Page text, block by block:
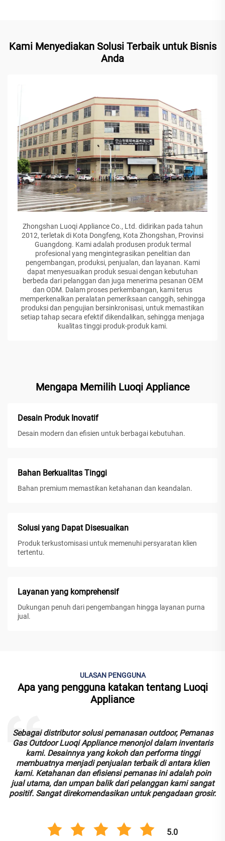
Kami Menyediakan Solusi Terbaik untuk Bisnis
Anda
Zhongshan Luoqi Appliance Co., Ltd. didirikan pada tahun
2012, terletak di Kota Dongfeng, Kota Zhongshan, Provinsi
Guangdong. Kami adalah produsen produk termal
profesional yang mengintegrasikan penelitian dan
pengembangan, produksi, penjualan, dan layanan. Kami
dapat menyesuaikan produk sesuai dengan kebutuhan
berbeda dari pelanggan dan juga menerima pesanan OEM
dan ODM. Dalam proses perkembangan, kami terus
memperkenalkan peralatan pemeriksaan canggih, sehingga
produksi dan pengujian bersinkronisasi, untuk memastikan
setiap tahap secara efektif dikendalikan, sehingga menjaga
kualitas tinggi produk-produk kami.
Mengapa Memilih Luoqi Appliance
Desain Produk Inovatif
Desain modern dan efisien untuk berbagai kebutuhan.
Bahan Berkualitas Tinggi
Bahan premium memastikan ketahanan dan keandalan.
Solusi yang Dapat Disesuaikan
Produk terkustomisasi untuk memenuhi persyaratan klien
tertentu.
Layanan yang komprehensif
Dukungan penuh dari pengembangan hingga layanan purna
jual.
ULASAN PENGGUNA
Apa yang pengguna katakan tentang Luoqi
Appliance
Sebagai distributor solusi pemanasan outdoor, Pemanas
Gas Outdoor Luoqi Appliance menonjol dalam inventaris
kami. Desainnya yang kokoh dan performa tinggi
membuatnya menjadi penjualan terbaik di antara klien
kami. Ketahanan dan efisiensi pemanas ini adalah poin
jual utama, dan umpan balik dari pelanggan kami sangat
positif. Sangat direkomendasikan untuk pengadaan grosir.
5.0